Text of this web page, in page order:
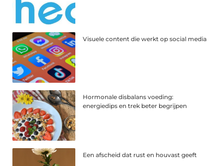
Visuele content die werkt op social media
Hormonale disbalans voeding:
energiedips en trek beter begrijpen
Een afscheid dat rust en houvast geeft